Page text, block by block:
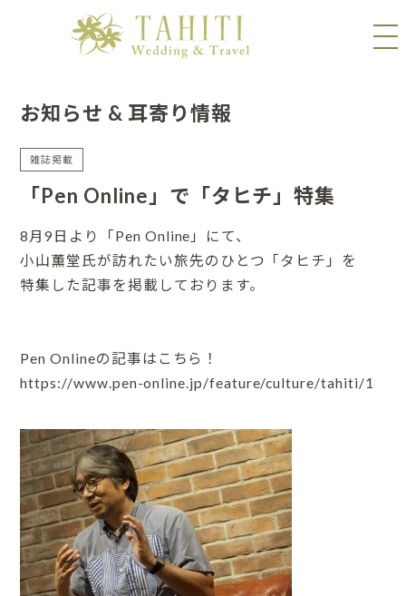
お知らせ & 耳寄り情報
雑誌掲載
「Pen Online」で「タヒチ」特集
8月9日より「Pen Online」にて、
小山薫堂氏が訪れたい旅先のひとつ「タヒチ」を
特集した記事を掲載しております。
Pen Onlineの記事はこちら！
https://www.pen-online.jp/feature/culture/tahiti/1